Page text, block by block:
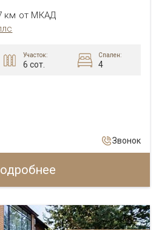
км от МКАД
Участок:
6 сот.
Спален:
4
Звонок